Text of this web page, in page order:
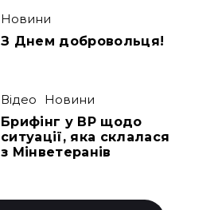
Новини
З Днем добровольця!
Відео
Новини
Брифінг у ВР щодо
ситуації, яка склалася
з Мінветеранів